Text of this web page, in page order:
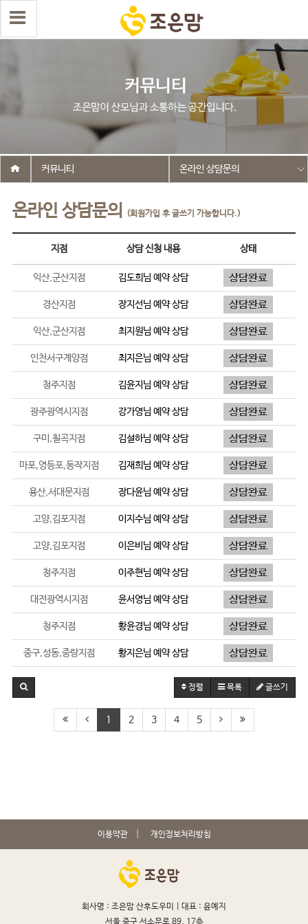
온라인 상담문의 (회원가입 후 글쓰기 가능합니다.)
커뮤니티 온라인 상담문의
지점 상담 신청 내용 상태
익산,군산지점 김도희님 예약 상담
경산지점 장지선님 예약 상담
익산,군산지점 최지원님 예약 상담
인천서구계양점 최지은님 예약 상담
청주지점 김윤지 님 예약 상담
광주광역시지점 강가영님 예약 상담
구미,칠곡지점 김설하님 예약 상담
마포,영등포,동작지점 김재희님 예약 상담
용산,서대문지점 장다윤님 예약 상담
고양,김포지점 이지수님 예약 상담
고양,김포지점 이은비 님 예약 상담
청주지점 이주현님 예약 상담
대전광역시지점 윤서영님 예약 상담
청주지점 황윤경님 예약 상담
중구,성동,중랑지점 황지은님 예약 상담
정렬 목록 글쓰기
1 2 3 4 5
이용약관 개인정보처리방침
회사명 : 조은맘 산후도우미 | 대표 : 윤예지
서울 중구 서소문로 89, 17층